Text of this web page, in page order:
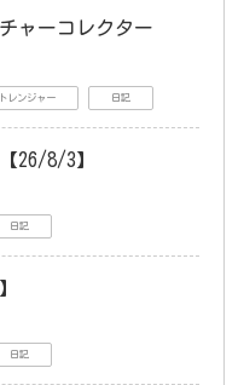
ャーコレクター
レンジャー 日記
26/8/3】
日記
日記